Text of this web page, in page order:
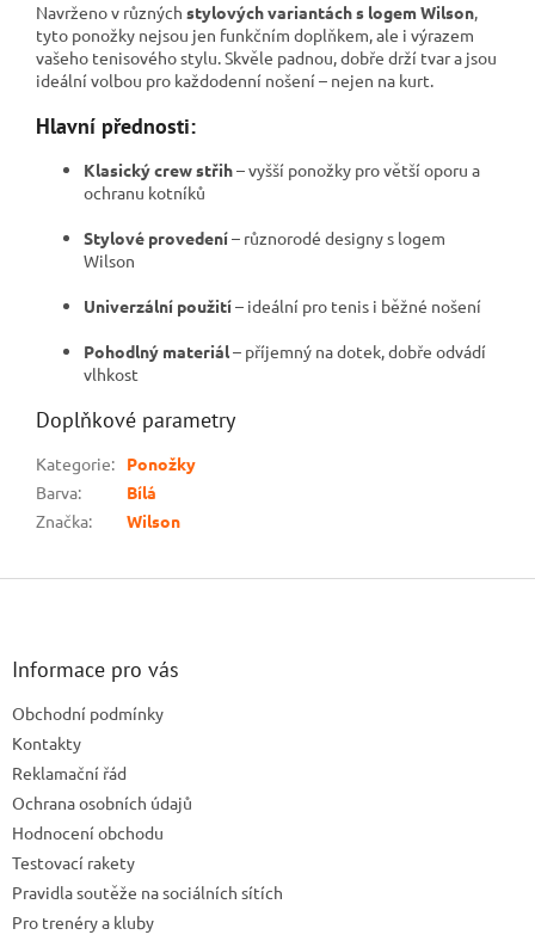
Navrženo v různých stylových variantách s logem Wilson,
tyto ponožky nejsou jen funkčním doplňkem, ale i výrazem
vašeho tenisového stylu. Skvěle padnou, dobře drží tvar a jsou
ideální volbou pro každodenní nošení – nejen na kurt.
Hlavní přednosti:
Klasický crew střih– vyšší ponožky pro větší oporu a
ochranu kotníků
Stylové provedení– různorodé designy s logem
Wilson
Univerzální použití– ideální pro tenis i běžné nošení
Pohodlný materiál– příjemný na dotek, dobře odvádí
vlhkost
Doplňkové parametry
Kategorie:
Ponožky
Barva:
Bílá
Značka: Wilson
Z
Informace pro vás
Obchodní podmínky
Kontakty
Reklamační řád
Ochrana osobních údajů
Hodnocení obchodu
Testovací rakety
Pravidla soutěže na sociálních sítích
Pro trenéry a kluby